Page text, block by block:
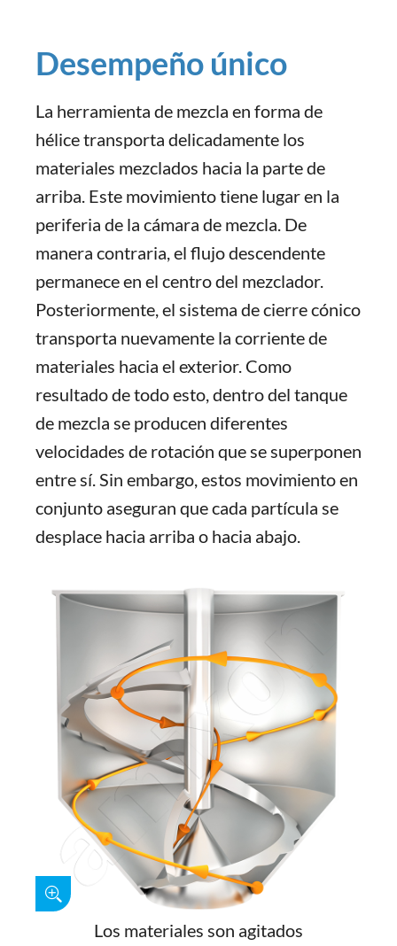
Desempeño único
La herramienta de mezcla en forma de
hélice transporta delicadamente los
materiales mezclados hacia la parte de
arriba. Este movimiento tiene lugar en la
periferia de la cámara de mezcla. De
manera contraria, el flujo descendente
permanece en el centro del mezclador.
Posteriormente, el sistema de cierre cónico
transporta nuevamente la corriente de
materiales hacia el exterior. Como
resultado de todo esto, dentro del tanque
de mezcla se producen diferentes
velocidades de rotación que se superponen
entre sí. Sin embargo, estos movimiento en
conjunto aseguran que cada partícula se
desplace hacia arriba o hacia abajo.
Los materiales son agitados